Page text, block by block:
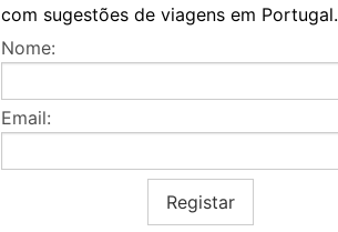
com sugestões de viagens em Portugal.
Nome:
Email:
Registar
Quem somos
Termos e condições
Informação geral